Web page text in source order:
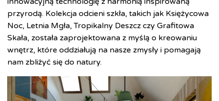
przyrodą. Kolekcja odcieni szkła, takich jak Księżycowa
Noc, Letnia Mgła, Tropikalny Deszcz czy Grafitowa
Skała, została zaprojektowana z myślą o kreowaniu
wnętrz, które oddziałują na nasze zmysły i pomagają
nam zbliżyć się do natury.